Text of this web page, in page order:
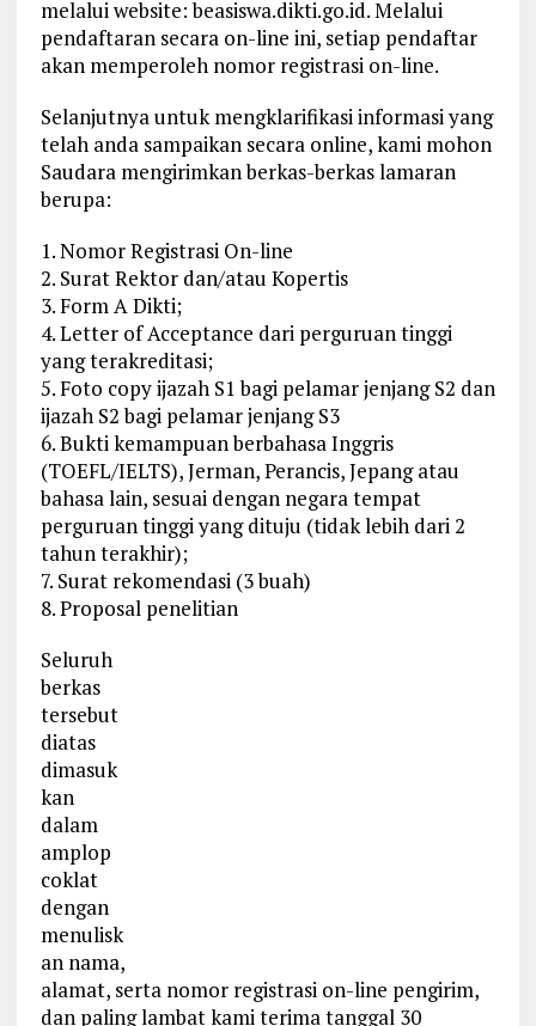
melalui website: beasiswa.dikti.go.id. Melalui
pendaftaran secara on-line ini, setiap pendaftar
akan memperoleh nomor registrasi on-line.
Selanjutnya untuk mengklarifikasi informasi yang
telah anda sampaikan secara online, kami mohon
Saudara mengirimkan berkas-berkas lamaran
berupa:
1. Nomor Registrasi On-line
2. Surat Rektor dan/atau Kopertis
3. Form A Dikti;
4. Letter of Acceptance dari perguruan tinggi
yang terakreditasi;
5. Foto copy ijazah S1 bagi pelamar jenjang S2 dan
ijazah S2 bagi pelamar jenjang S3
6. Bukti kemampuan berbahasa Inggris
(TOEFL/IELTS), Jerman, Perancis, Jepang atau
bahasa lain, sesuai dengan negara tempat
perguruan tinggi yang dituju (tidak lebih dari 2
tahun terakhir);
7. Surat rekomendasi (3 buah)
8. Proposal penelitian
Seluruh
berkas
tersebut
diatas
dimasuk
kan
dalam
amplop
coklat
dengan
menulisk
an nama,
alamat, serta nomor registrasi on-line pengirim,
dan paling lambat kami terima tanggal 30